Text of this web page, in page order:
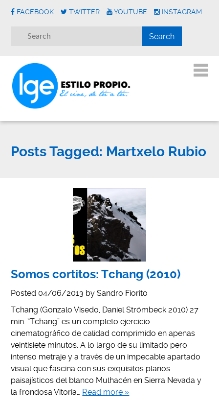
FACEBOOK TWITTER YOUTUBE INSTAGRAM
Posts Tagged: Martxelo Rubio
Somos cortitos: Tchang (2010)
Posted 04/06/2013 bySandro Fiorito
Tchang (Gonzalo Visedo, Daniel Strömbeck 2010) 27
min. “Tchang” es un completo ejercicio
cinematográfico de calidad comprimido en apenas
veintisiete minutos. A lo largo de su limitado pero
intenso metraje y a través de un impecable apartado
visual que fascina con sus exquisitos planos
paisajísticos del blanco Mulhacén en Sierra Nevada y
la frondosa Vitoria… Read more »